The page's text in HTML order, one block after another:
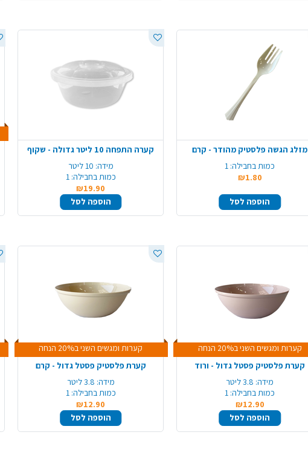
מזלג הגשה פלסטיק מהודר - קרם
כמות בחבילה: 1
₪1.80
הוספה לסל
קערה התפחה 10 ליטר גדולה - שקוף
מידה: 10 ליטר
כמות בחבילה: 1
₪19.90
הוספה לסל
קערות ומגשים השני ב20% הנחה
קערת פלסטיק פסטל גדול - ורוד
מידה: 3.8 ליטר
כמות בחבילה: 1
₪12.90
הוספה לסל
קערות ומגשים השני ב20% הנחה
קערת פלסטיק פסטל גדול - קרם
מידה: 3.8 ליטר
כמות בחבילה: 1
₪12.90
הוספה לסל